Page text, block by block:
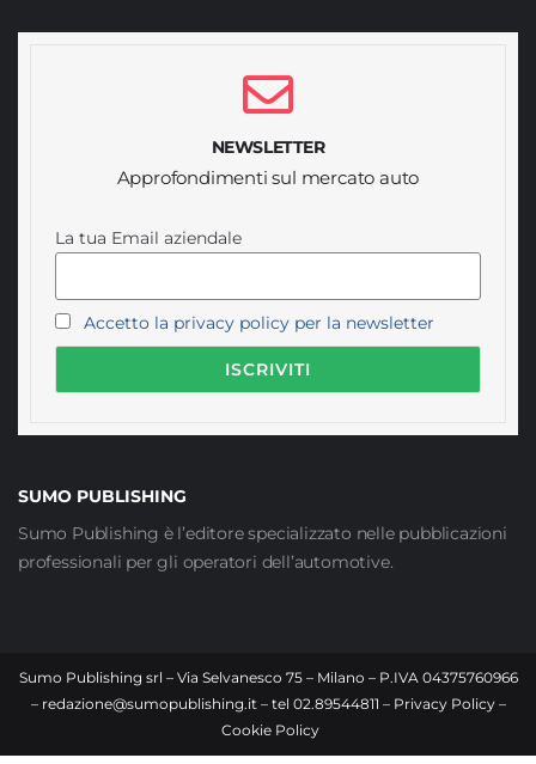
NEWSLETTER
Approfondimenti sul mercato auto
La tua Email aziendale
Accetto la privacy policy per la newsletter
SUMO PUBLISHING
Sumo Publishing è l’editore specializzato nelle pubblicazioni
professionali per gli operatori dell’automotive.
Sumo Publishing srl – Via Selvanesco 75 – Milano – P.IVA 04375760966
– redazione@sumopublishing.it – tel 02.89544811 – Privacy Policy–
Cookie Policy